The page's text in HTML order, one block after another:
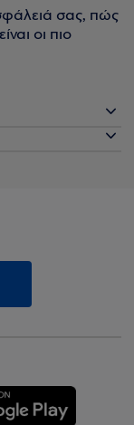
σας, πώς
οι πιο